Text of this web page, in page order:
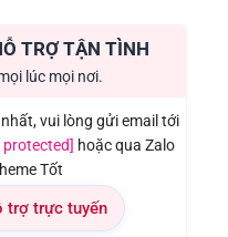
TRỢ TẬN TÌNH
lúc mọi nơi.
vui lòng gửi email tới
protected] hoặc qua Zalo
Tốt
trợ trực tuyến